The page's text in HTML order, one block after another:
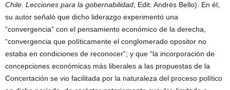
Chile. Lecciones para la gobernabilidad; Edit. Andrés Bello). En él,
su autor señaló que dicho liderazgo experimentó una
“convergencia” con el pensamiento económico de la derecha,
“convergencia que políticamente el conglomerado opositor no
estaba en condiciones de reconocer”; y que “la incorporación de
concepciones económicas más liberales a las propuestas de la
Concertación se vio facilitada por la naturaleza del proceso político